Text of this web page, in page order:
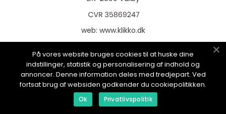
web: www.klikko.dk
Menu
På vores website bruges cookies til at huske dine
indstillinger, statistik og personalisering af indhold og
annoncer. Denne information deles med tredjepart. Ved
fortsat brug af websiden godkender du cookiepolitikken.
Ok Privatlivspolitik